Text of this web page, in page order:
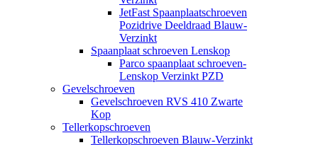
JetFast Spaanplaatschroeven
Pozidrive Deeldraad Blauw-
Verzinkt
Spaanplaat schroeven Lenskop
Parco spaanplaat schroeven-
Lenskop Verzinkt PZD
Gevelschroeven
Gevelschroeven RVS 410 Zwarte
Kop
Tellerkopschroeven
Tellerkopschroeven Blauw-Verzinkt